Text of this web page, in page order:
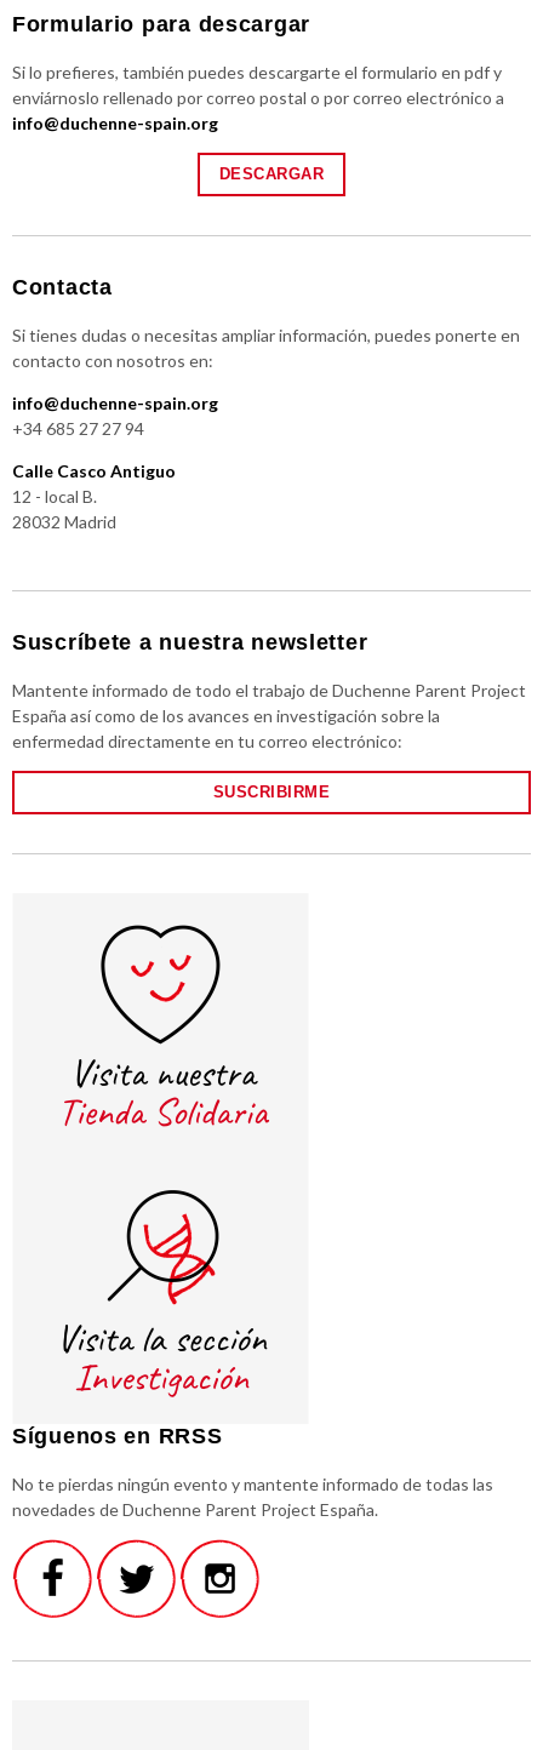
Formulario para descargar
Si lo prefieres, también puedes descargarte el formulario en pdf y
enviárnoslo rellenado por correo postal o por correo electrónico a
info@duchenne-spain.org
DESCARGAR
Contacta
Si tienes dudas o necesitas ampliar información, puedes ponerte en
contacto con nosotros en:
info@duchenne-spain.org
+34 685 27 27 94
Calle Casco Antiguo
12 - local B.
28032 Madrid
Suscríbete a nuestra newsletter
Mantente informado de todo el trabajo de Duchenne Parent Project
España así como de los avances en investigación sobre la
enfermedad directamente en tu correo electrónico:
SUSCRIBIRME
Síguenos en RRSS
No te pierdas ningún evento y mantente informado de todas las
novedades de Duchenne Parent Project España.